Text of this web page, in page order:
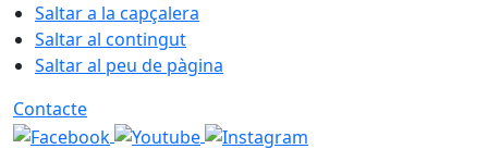
Saltar a la capçalera
Saltar al contingut
Saltar al peu de pàgina
Contacte